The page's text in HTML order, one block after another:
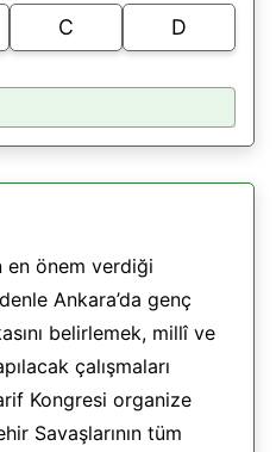
C D
en önem verdiği
Ankara’da genç
belirlemek, millî ve
çalışmaları
Kongresi organize
Savaşlarının tüm